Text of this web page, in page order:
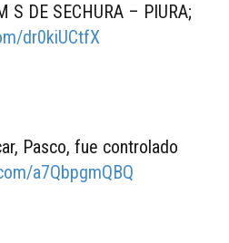
DE SECHURA – PIURA;
dr0kiUCtfX
Pasco, fue controlado
a7QbpgmQBQ